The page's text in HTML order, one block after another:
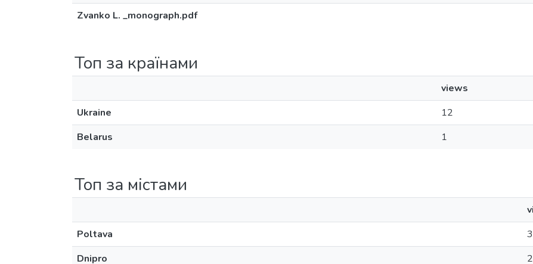
Zvanko L. _monograph.pdf
Топ за країнами
views
Ukraine
12
Belarus
1
Топ за містами
Poltava
3
Dnipro
2